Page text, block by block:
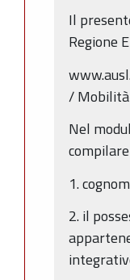
Il
Regione
/
Nel
1.
2. il